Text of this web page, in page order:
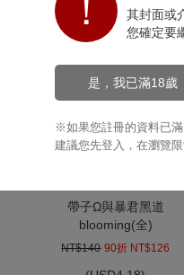
帶子Ω與暴君黑道
blooming(全)
NT$140 90折 NT$126
其封面或
您確定要
是，我已滿18歲
※如果您註冊的資料已滿
建議您先登入，在瀏覽